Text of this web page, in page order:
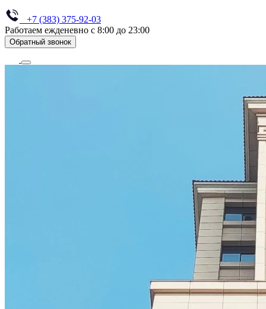
+7 (383) 375-92-03
Работаем ежденевно с 8:00 до 23:00
Обратный звонок